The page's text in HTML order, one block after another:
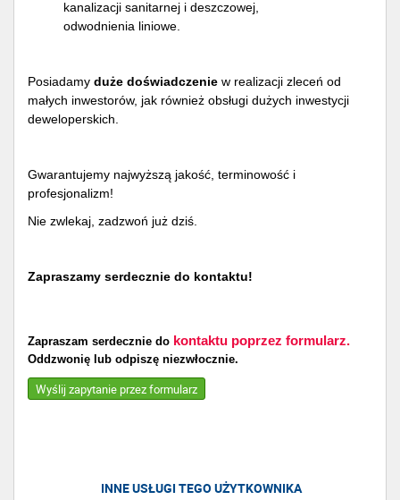
kanalizacji sanitarnej i deszczowej,
odwodnienia liniowe.
Posiadamy duże doświadczenie w realizacji zleceń od
małych inwestorów, jak również obsługi dużych inwestycji
deweloperskich.
Gwarantujemy najwyższą jakość, terminowość i
profesjonalizm!
Nie zwlekaj, zadzwoń już dziś.
Zapraszamy serdecznie do kontaktu!
Zapraszam serdecznie do kontaktu poprzez formularz.
Oddzwonię lub odpiszę niezwłocznie.
Wyślij zapytanie przez formularz
INNE USŁUGI TEGO UŻYTKOWNIKA